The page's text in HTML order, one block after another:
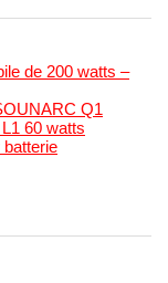
de 200 watts –
Q1
60 watts